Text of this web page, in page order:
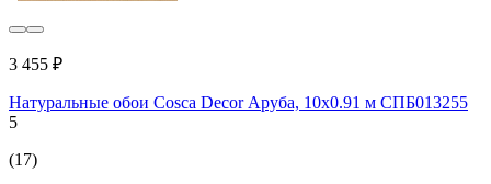
3 455 ₽
Натуральные обои Cosca Decor Аруба, 10x0.91 м СПБ013255
5
(17)